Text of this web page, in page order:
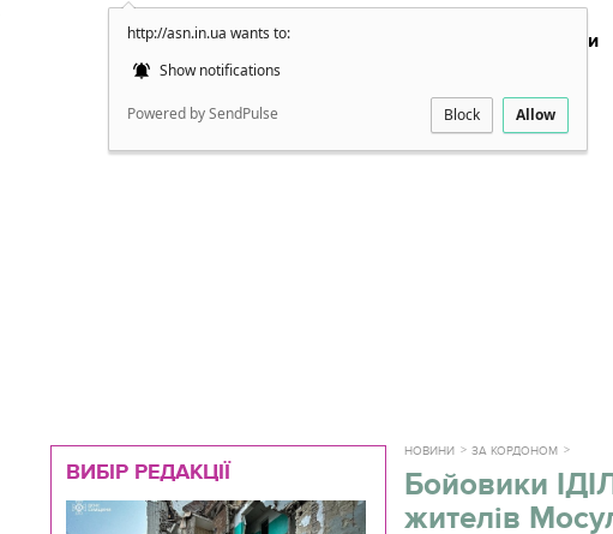
http://asn.in.ua wants to:
Show notifications
Powered by SendPulse Block Allow
Новини
ВИБІР РЕДАКЦІЇ
НОВИНИ ЗА КОРДОНОМ
Бойовики
жителів